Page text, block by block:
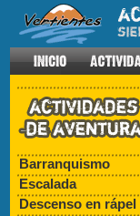
Barranquismo
Escalada
Descenso en rápel